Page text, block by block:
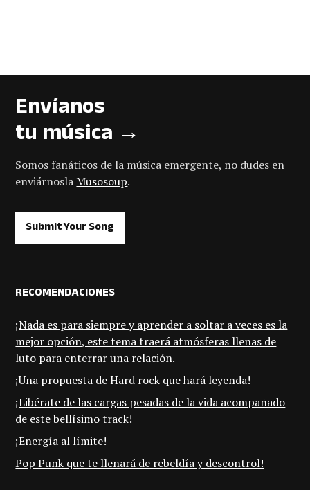
Envíanos
tu música →
Somos fanáticos de la música emergente, no dudes en
enviárnoslaMusosoup.
Submit Your Song
RECOMENDACIONES
¡Nada es para siempre y aprender a soltar a veces es la
mejor opción, este tema traerá atmósferas llenas de
luto para enterrar una relación.
¡Una propuesta de Hard rock que hará leyenda!
¡Libérate de las cargas pesadas de la vida acompañado
de este bellísimo track!
¡Energía al límite!
Pop Punk que te llenará de rebeldía y descontrol!